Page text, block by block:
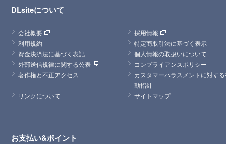
DLsiteについて
会社概要
採用情報
利用規約
特定商取引法に基づく表示
資金決済法に基づく表記
個人情報の取扱いについて
外部送信規律に関する公表
コンプライアンスポリシー
著作権と不正アクセス
カスタマーハラスメントに対す
動指針
リンクについて
サイトマップ
お支払い&ポイント